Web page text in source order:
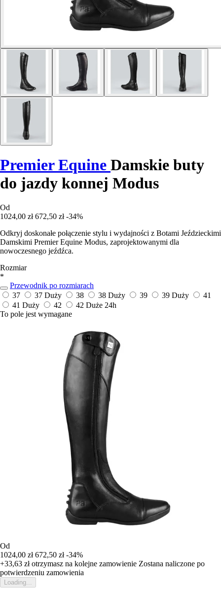
Premier Equine Damskie buty
do jazdy konnej Modus
Od
1024,00 zł 672,50 zł -34%
Odkryj doskonałe połączenie stylu i wydajności z Botami Jeździeckimi
Damskimi Premier Equine Modus, zaprojektowanymi dla
nowoczesnego jeźdźca.
Rozmiar
*
Przewodnik po rozmiarach
37
37 Duży 38 38 Duży 39 39 Duży
41
41 Duży
42 42 Duże 24h
To pole jest wymagane
Od
1024,00 zł 672,50 zł -34%
+33,63 złotrzymasz na kolejne zamowienie Zostana naliczone po
potwierdzeniu zamowienia
Loading...